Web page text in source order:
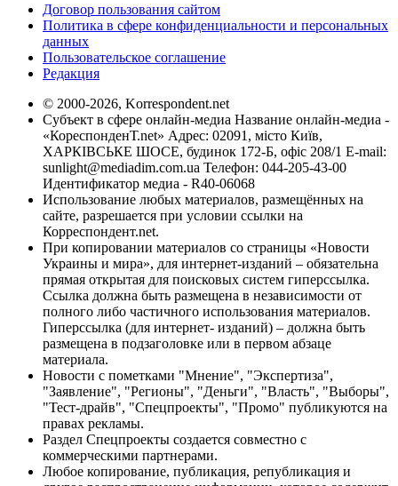
Договор пользования сайтом
Политика в сфере конфиденциальности и персональных
данных
Пользовательское соглашение
Редакция
© 2000-2026, Korrespondent.net
Субъект в сфере онлайн-медиа Название онлайн-медиа -
«КореспонденТ.net» Адрес: 02091, місто Київ,
ХАРКІВСЬКЕ ШОСЕ, будинок 172-Б, офіс 208/1 E-mail:
sunlight@mediadim.com.ua Телефон: 044-205-43-00
Идентификатор медиа - R40-06068
Использование любых материалов, размещённых на
сайте, разрешается при условии ссылки на
Корреспондент.net.
При копировании материалов со страницы «Новости
Украины и мира», для интернет-изданий – обязательна
прямая открытая для поисковых систем гиперссылка.
Ссылка должна быть размещена в независимости от
полного либо частичного использования материалов.
Гиперссылка (для интернет- изданий) – должна быть
размещена в подзаголовке или в первом абзаце
материала.
Новости с пометками "Мнение", "Экспертиза",
"Заявление", "Регионы", "Деньги", "Власть", "Выборы",
"Тест-драйв", "Спецпроекты", "Промо" публикуются на
правах рекламы.
Раздел Спецпроекты создается совместно с
коммерческими партнерами.
Любое копирование, публикация, републикация и